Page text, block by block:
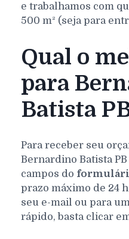
e trabalhamos com
500 m² (seja para
Qual o
para
Batista
Para receber seu
Bernardino Batista PB
campos do
prazo máximo de 24
seu e-mail ou para
rápido, basta clicar